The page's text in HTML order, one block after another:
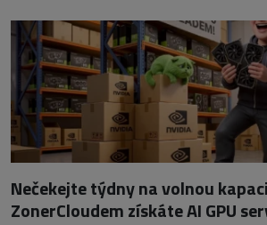
Nečekejte týdny na volnou
ZonerCloudem získáte AI GPU